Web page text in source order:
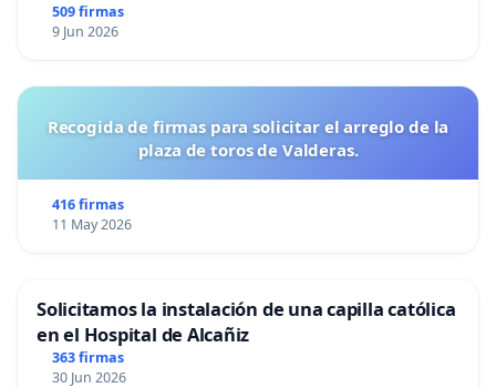
509 firmas
9 Jun 2026
Recogida de firmas para solicitar el arreglo de la
plaza de toros de Valderas.
416 firmas
11 May 2026
Solicitamos la instalación de una capilla católica
en el Hospital de Alcañiz
363 firmas
30 Jun 2026